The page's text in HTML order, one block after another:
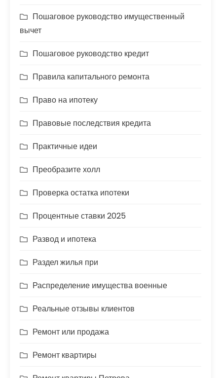
Пошаговое руководство имущественный
вычет
Пошаговое руководство кредит
Правила капитального ремонта
Право на ипотеку
Правовые последствия кредита
Практичные идеи
Преобразите холл
Проверка остатка ипотеки
Процентные ставки 2025
Развод и ипотека
Раздел жилья при
Распределение имущества военные
Реальные отзывы клиентов
Ремонт или продажа
Ремонт квартиры